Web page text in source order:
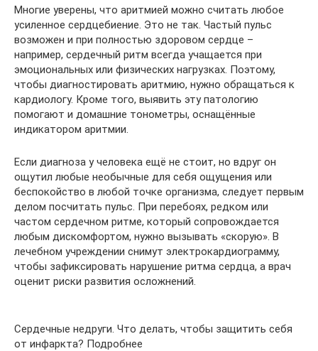
Многие уверены, что аритмией можно считать любое
усиленное сердцебиение. Это не так. Частый пульс
возможен и при полностью здоровом сердце –
например, сердечный ритм всегда учащается при
эмоциональных или физических нагрузках. Поэтому,
чтобы диагностировать аритмию, нужно обращаться к
кардиологу. Кроме того, выявить эту патологию
помогают и домашние тонометры, оснащённые
индикатором аритмии.
Если диагноза у человека ещё не стоит, но вдруг он
ощутил любые необычные для себя ощущения или
беспокойство в любой точке организма, следует первым
делом посчитать пульс. При перебоях, редком или
частом сердечном ритме, который сопровождается
любым дискомфортом, нужно вызывать «скорую». В
лечебном учреждении снимут электрокардиограмму,
чтобы зафиксировать нарушение ритма сердца, а врач
оценит риски развития осложнений.
Сердечные недруги. Что делать, чтобы защитить себя
от инфаркта? Подробнее